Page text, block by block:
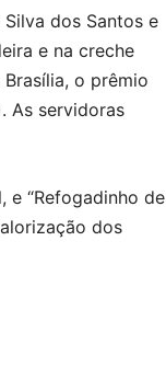
dos Santos e
e na creche
o prêmio
As servidoras
e “Refogadinho de
dos